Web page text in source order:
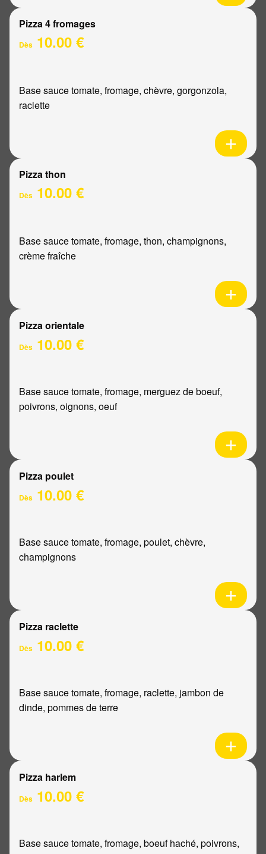
Pizza 4 fromages
Dès 10.00 €
Base sauce tomate, fromage, chèvre, gorgonzola,
raclette
Pizza thon
Dès 10.00 €
Base sauce tomate, fromage, thon, champignons,
crème fraîche
Pizza orientale
Dès 10.00 €
Base sauce tomate, fromage, merguez de boeuf,
poivrons, oignons, oeuf
Pizza poulet
Dès 10.00 €
Base sauce tomate, fromage, poulet, chèvre,
champignons
Pizza raclette
Dès 10.00 €
Base sauce tomate, fromage, raclette, jambon de
dinde, pommes de terre
Pizza harlem
Dès 10.00 €
Base sauce tomate, fromage, boeuf haché, poivrons,